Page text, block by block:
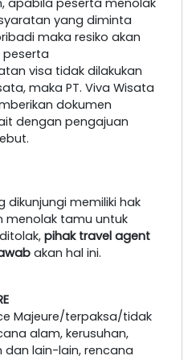
yang diminta
maka resiko akan
peserta
visa tidak dilakukan
maka PT. Viva Wisata
dokumen
dengan pengajuan
dikunjungi memiliki hak
menolak tamu untuk
pihak travel agent
akan hal ini.
Majeure/terpaksa/tidak
alam, kerusuhan,
lain-lain, rencana